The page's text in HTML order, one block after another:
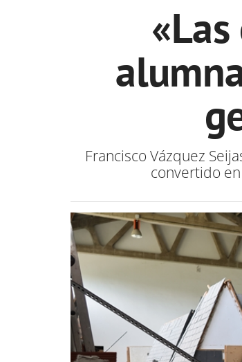
Francisco Vázquez
convertido